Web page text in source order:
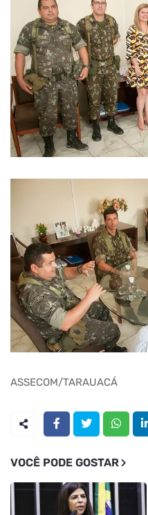
ASSECOM/TARAUACÁ
VOCÊ PODE GOSTAR